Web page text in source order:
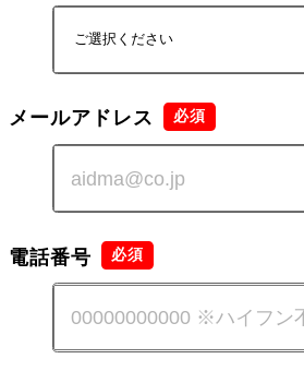
メールアドレス
電話番号